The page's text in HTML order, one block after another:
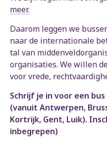
meer.
Daarom leggen we
naar de internationale
tal van
organisaties. We willen
voor vrede,
Schrijf je in voor een
(vanuit Antwerpen,
Kortrijk, Gent, Luik).
inbegrepen)